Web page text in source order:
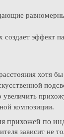
создает эффект
хотя
увеличить
композиции.
прихожей по
зависит не